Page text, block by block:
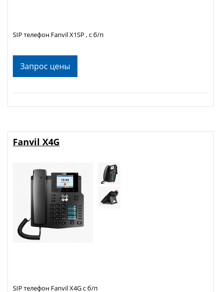
Запрос цены
SIP телефон Fanvil X1SP , с б/п
Fanvil X4G
SIP телефон Fanvil X4G с б/п